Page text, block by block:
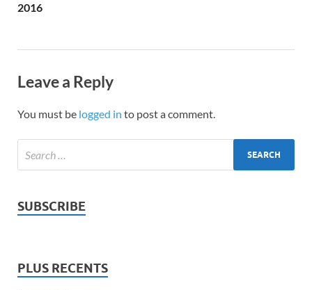
2016
Leave a Reply
You must be logged in to post a comment.
SUBSCRIBE
PLUS RECENTS